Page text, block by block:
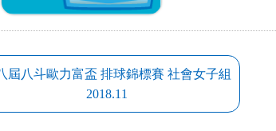
屆八斗歐力富盃 排球錦標賽 社會女子組
2018.11